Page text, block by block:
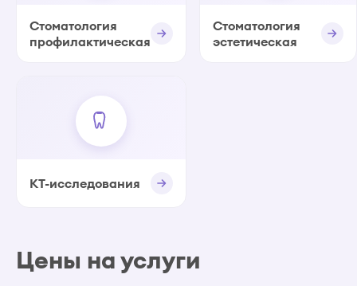
Стоматология
профилактическая
Стоматология
эстетическая
КТ-исследования
Цены на услуги